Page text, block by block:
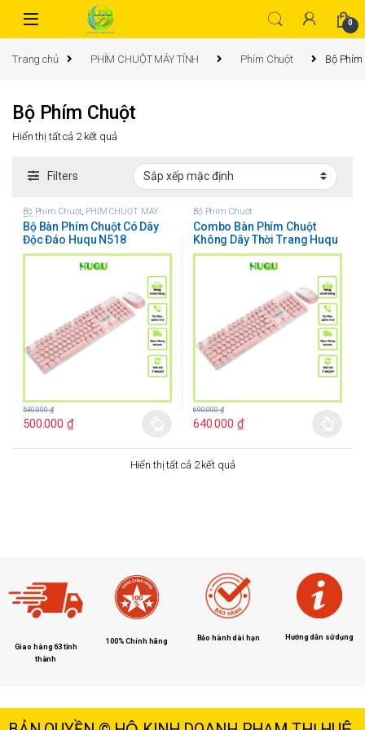
0
Trang chủ PHÍM CHUỘT MÁY TÍNH Phím Chuột Bộ
Bộ Phím Chuột
Hiển thị tất cả 2 kết quả
Filters
Bộ Phím Chuột PHÍM CHUỘT MÁY
TÍNH
Bộ Bàn Phím Chuột Có Dây
Độc Đáo Huqu N518
500.000 ₫
540.000₫
Bộ Phím Chuột
Combo Bàn Phím Chuột
Không Dây Thời Trang Huqu
N520
640.000 ₫
690.000₫
Hiển thị tất cả 2 kết quả
Giao hàng 63 tỉnh
thành
100% Chính hãng Bảo hành dài hạn Hướng dẫn sử dụng